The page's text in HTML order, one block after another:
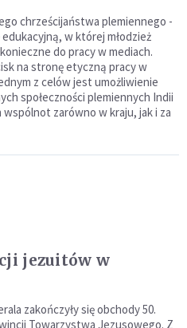
chrześcijaństwa plemiennego -
w której młodzież
do pracy w mediach.
na stronę etyczną pracy w
z celów jest umożliwienie
społeczności plemiennych Indii
zarówno w kraju, jak i za
jezuitów w
zakończyły się obchody 50.
Towarzystwa Jezusowego. Z